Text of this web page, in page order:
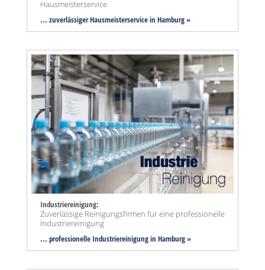
Hausmeisterservice
... zuverlässiger Hausmeisterservice in Hamburg »
Industriereinigung:
Zuverlässige Reinigungsfirmen für eine professionelle
Industriereinigung
... professionelle Industriereinigung in Hamburg »